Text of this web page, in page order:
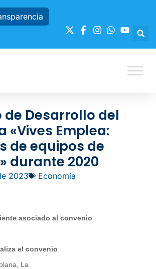
de Desarrollo del
«Vives Emplea:
de equipos de
durante 2020
2023 Economía
asociado al convenio
el convenio
La